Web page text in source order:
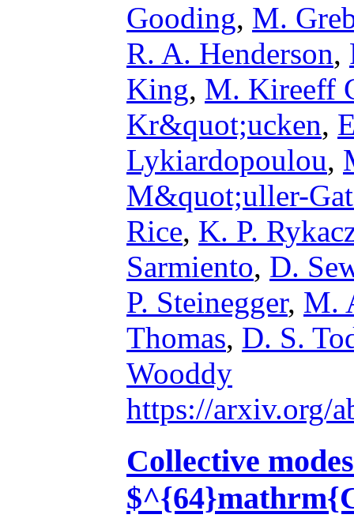
Gooding, M.
R. A. Henderson,
King, M. Kireeff
Kr&quot;ucken,
Lykiardopoulou,
M&quot;uller-
Rice, K. P.
Sarmiento, D.
P. Steinegger, M.
Thomas, D. S.
Wooddy
https://arxiv.org/
Collective